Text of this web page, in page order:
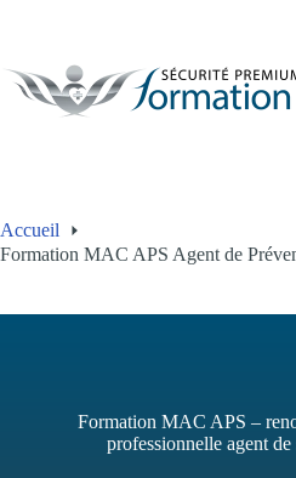
Accueil
Formation MAC APS Agent de
Formation MAC APS –
professionnelle agent